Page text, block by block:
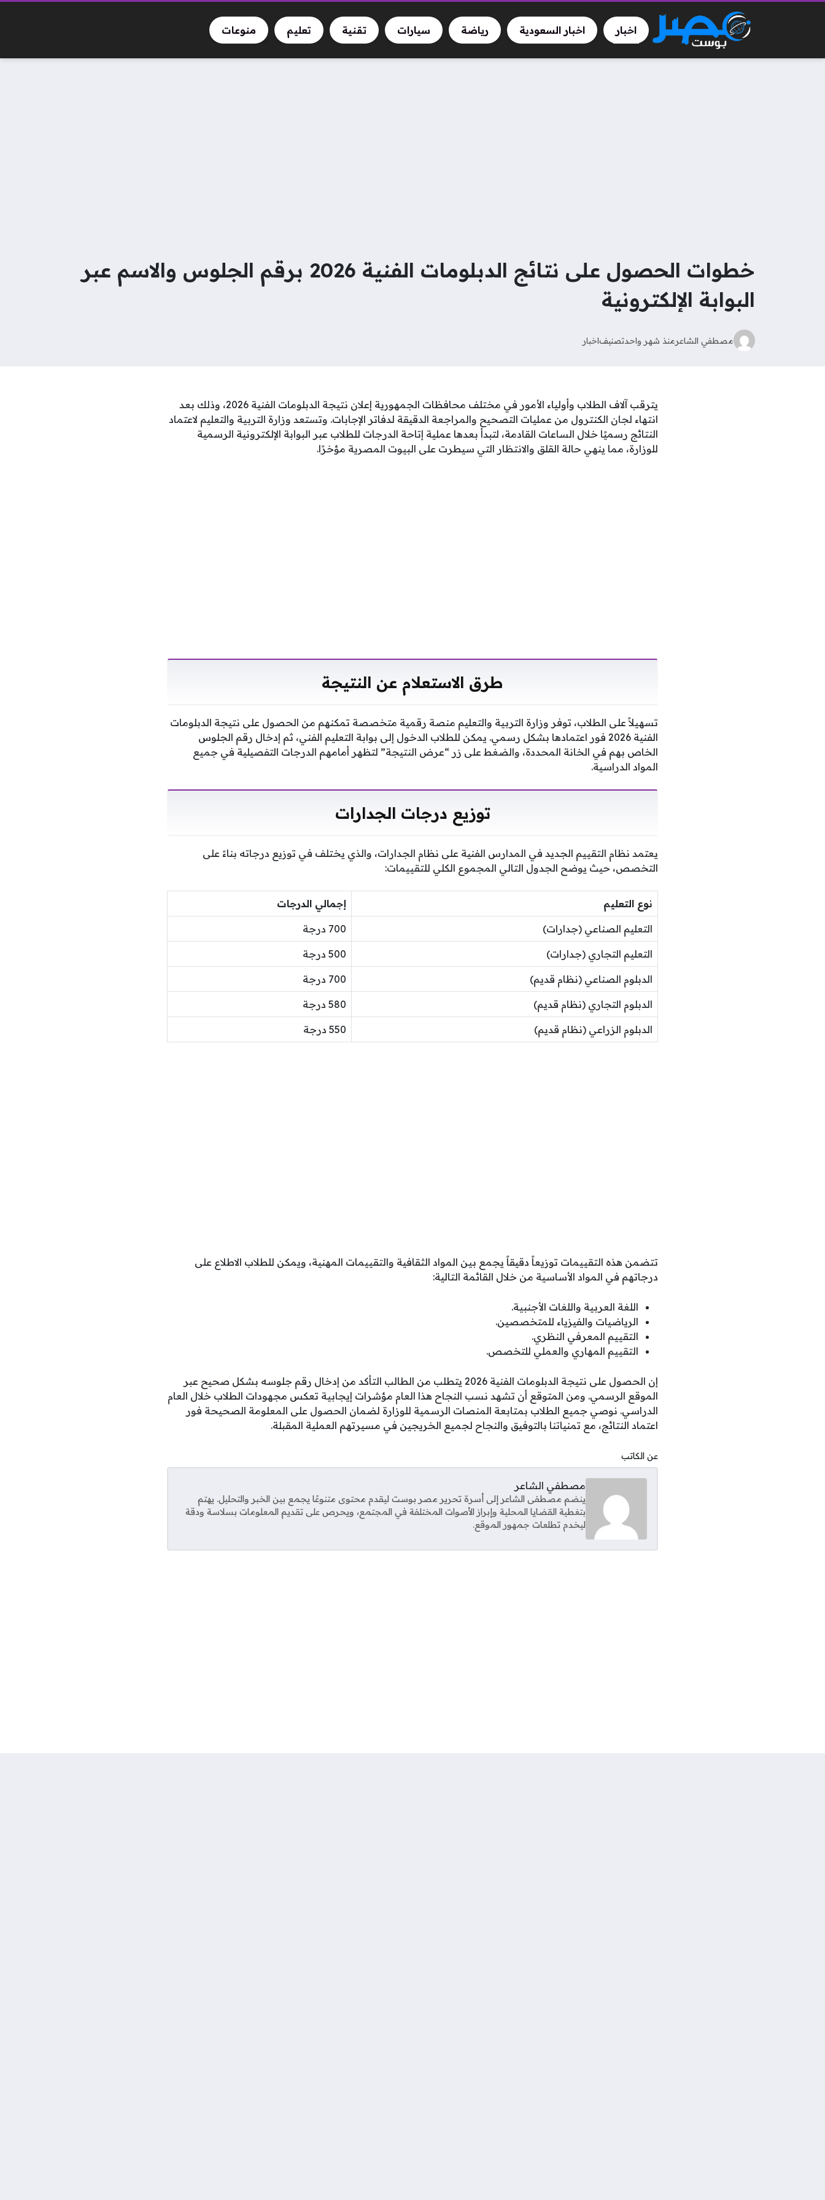
اخبار اخبار السعودية رياضة سيارات تقنية تعليم منوعات
خطوات الحصول على نتائج الدبلومات الفنية 2026 برقم الجلوس والاسم عبر
البوابة الإلكترونية
مصطفي الشاعرمنذ شهر واحدتصنيفاخبار
يترقب آلاف الطلاب وأولياء الأمور في مختلف محافظات الجمهورية إعلان نتيجة الدبلومات الفنية 2026، وذلك بعد
انتهاء لجان الكنترول من عمليات التصحيح والمراجعة الدقيقة لدفاتر الإجابات. وتستعد وزارة التربية والتعليم لاعتماد
النتائج رسميًا خلال الساعات القادمة، لتبدأ بعدها عملية إتاحة الدرجات للطلاب عبر البوابة الإلكترونية الرسمية
للوزارة، مما ينهي حالة القلق والانتظار التي سيطرت على البيوت المصرية مؤخرًا.
طرق الاستعلام عن النتيجة
تسهيلاً على الطلاب، توفر وزارة التربية والتعليم منصة رقمية متخصصة تمكنهم من الحصول على نتيجة الدبلومات
الفنية 2026 فور اعتمادها بشكل رسمي. يمكن للطلاب الدخول إلى بوابة التعليم الفني، ثم إدخال رقم الجلوس
الخاص بهم في الخانة المحددة، والضغط على زر “عرض النتيجة” لتظهر أمامهم الدرجات التفصيلية في جميع
المواد الدراسية.
توزيع درجات الجدارات
يعتمد نظام التقييم الجديد في المدارس الفنية على نظام الجدارات، والذي يختلف في توزيع درجاته بناءً على
التخصص، حيث يوضح الجدول التالي المجموع الكلي للتقييمات:
نوع التعليم إجمالي الدرجات
التعليم الصناعي (جدارات) 700 درجة
التعليم التجاري (جدارات) 500 درجة
الدبلوم الصناعي (نظام قديم) 700 درجة
الدبلوم التجاري (نظام قديم) 580 درجة
الدبلوم الزراعي (نظام قديم) 550 درجة
تتضمن هذه التقييمات توزيعاً دقيقاً يجمع بين المواد الثقافية والتقييمات المهنية، ويمكن للطلاب الاطلاع على
درجاتهم في المواد الأساسية من خلال القائمة التالية:
اللغة العربية واللغات الأجنبية.
الرياضيات والفيزياء للمتخصصين.
التقييم المعرفي النظري.
التقييم المهاري والعملي للتخصص.
إن الحصول على نتيجة الدبلومات الفنية 2026 يتطلب من الطالب التأكد من إدخال رقم جلوسه بشكل صحيح عبر
الموقع الرسمي. ومن المتوقع أن تشهد نسب النجاح هذا العام مؤشرات إيجابية تعكس مجهودات الطلاب خلال العام
الدراسي. نوصي جميع الطلاب بمتابعة المنصات الرسمية للوزارة لضمان الحصول على المعلومة الصحيحة فور
اعتماد النتائج، مع تمنياتنا بالتوفيق والنجاح لجميع الخريجين في مسيرتهم العملية المقبلة.
عن الكاتب
مصطفي الشاعر
ينضم مصطفى الشاعر إلى أسرة تحرير مصر بوست ليقدم محتوى متنوعًا يجمع بين الخبر والتحليل. يهتم
بتغطية القضايا المحلية وإبراز الأصوات المختلفة في المجتمع، ويحرص على تقديم المعلومات بسلاسة ودقة
ليخدم تطلعات جمهور الموقع.